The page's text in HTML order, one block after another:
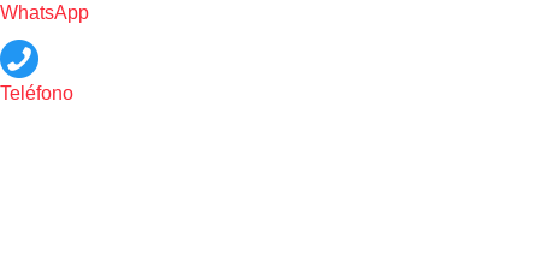
WhatsApp
Teléfono